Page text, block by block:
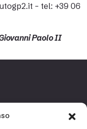
– tel: +39 06
Paolo II